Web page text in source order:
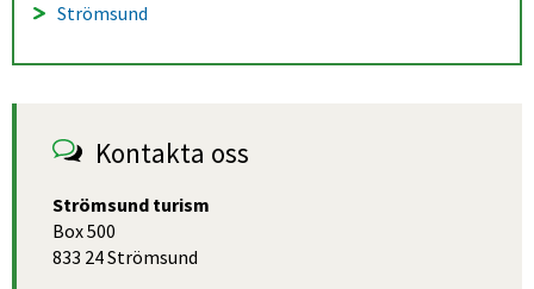
Strömsund
Kontakta oss
Strömsund turism
Box 500
833 24 Strömsund